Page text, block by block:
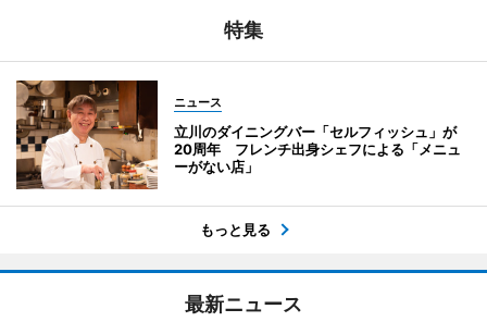
特集
ニュース
立川のダイニングバー「セルフィッシュ」が
20周年 フレンチ出身シェフによる「メニュ
ーがない店」
もっと見る
最新ニュース